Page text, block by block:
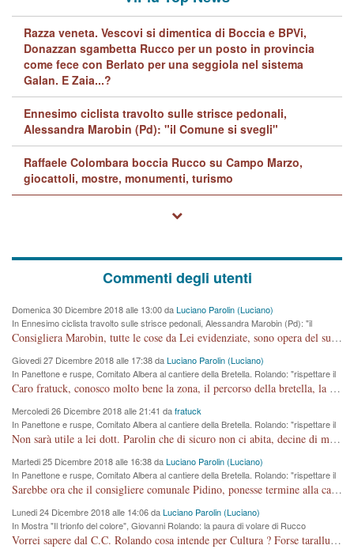
Razza veneta. Vescovi si dimentica di Boccia e BPVi,
Donazzan sgambetta Rucco per un posto in provincia
come fece con Berlato per una seggiola nel sistema
Galan. E Zaia...?
Ennesimo ciclista travolto sulle strisce pedonali,
Alessandra Marobin (Pd): "il Comune si svegli"
Raffaele Colombara boccia Rucco su Campo Marzo,
giocattoli, mostre, monumenti, turismo
Commenti degli utenti
Domenica 30 Dicembre 2018 alle 13:00 daLuciano Parolin (Luciano)
In Ennesimo ciclista travolto sulle strisce pedonali, Alessandra Marobin (Pd): "il
Comune si svegli"
Consigliera Marobin, tutte le cose da Lei evidenziate, sono opera del suo ex Assessore e compagno di Partito Antonio Marco Dalla Pozza Assessore alla "progettazione" di piste ciclabili e altre porcherie. A lui manderei il conto da saldare per incidenti e danni alle persone. E' ora che "finiamola." Avete perso rassegnatevi. qui IL SINDACO RUCCO NON C'ENTRA PER NIENTE. CAPITO!!!!!!!! Amen.
Giovedi 27 Dicembre 2018 alle 17:38 daLuciano Parolin (Luciano)
In Panettone e ruspe, Comitato Albera al cantiere della Bretella. Rolando: "rispettare il
cronoprogramma"
Caro fratuck, conosco molto bene la zona, il percorso della bretella, la situazione dei cittadini, abito in Viale Trento. A partire dal 2003 ho partecipato al Comitato di Maddalene pro bretella, e a riunioni propositive per apportare modifiche al progetto. Numerose mie foto del territorio sono arrivate a Roma, altri miei interventi (non graditi dalla Sx) sono stati pubblicati dal GdV, assieme ad altri come Ciro Asproso, ora favorevole alla bretella. Ho partecipato alla raccolta firme per la chiusura della strada x 5 giorni eseguita dal Sindaco Hullwech per sforamento 180 Micro/g. Pertanto come impegno per la tematica sono apposto con la coscienza. Ora il Progetto è partito, fine! Voglio dire che la nuova Giunta "comunale" non c'entra più. L'opera sarà "malauguratamente" eseguita, ma non con il mio placet. Il Consigliere Comunale dovrebbe capire che la campagna elettorale è finita, con buona pace di tutti. Quello che invece dovrebbe interessare è la proprietà della strada, dall'uscita autostradale Ovest, sino alla Rotatoria dell'Albara, vi sono tre possessori: Autostrade SpA; La Provincia, il Comune. Come la mettiamo per il futuro ? I costi, da 50 sono saliti a 100 milioni di € come dire 20 milioni a KM (!) da non credere. Comunque si farà. Ma nessuno canti Vittoria, anzi meglio non farne un ulteriore fatto "partitico" per questioni elettorali o di seggio. Se mi manda la sua mail, sono disponibile ad inviare i documenti e le foto sopra descritte. Con ossequi, Luciano Parolin
Mercoledi 26 Dicembre 2018 alle 21:41 dafratuck
In Panettone e ruspe, Comitato Albera al cantiere della Bretella. Rolando: "rispettare il
cronoprogramma"
Non sarà utile a lei dott. Parolin che di sicuro non ci abita, decine di migliaia di TIR, automobili e padroncini che passano quotidianamente per una strada appena rotabile, non è più possibile stendere i panni, attraversare la strada senza rischiare la morte, le case stanno crepando, i tempi sono cambiati e la bretella non passerà assolutamente per maddalene (ma cosa sta a dire?!), dia invece responsabilità a chi ha costruito tagliando la strada che doveva invece terminare a isola vicentina e non al moracchino lasciando Motta di Costabissara ancora in panne di traffico. I tempi sono cambiati dottore e se l'anagrafe della vita stagna nell'essere umano impressioni conservatrici, la società non le considera perchè va avanti, si industrializza e ha bisogno di infrastrutture e di sviluppo. Ultima considerazione, se è geloso di Rolando perchè vede in lui solo campagne politiche mentre si difendono i SOLI diritti dei cittadini, la preghiamo faccia considerazioni più appropriate. Saluti e complimenti per i suoi scritti.
Martedi 25 Dicembre 2018 alle 16:38 daLuciano Parolin (Luciano)
In Panettone e ruspe, Comitato Albera al cantiere della Bretella. Rolando: "rispettare il
cronoprogramma"
Sarebbe ora che il consigliere comunale Pidino, ponesse termine alla campagna elettorale nel territorio del suo seggio Villaggio del Sole. La tiraca è iniziata, distruggerà 6 km di prateria ovest della città, ricca di fonti e sorgenti d'acqua. I cittadini di Maddalene non avranno più Pace la notte. Molta colpa per la costruzione di questa Strada è proprio del signor Rolando,dei suoi gazebo mobili e che vuol far passare questa opera VANDALICA come progetto "utile" a chi ? Non è cosa seria sig. Rolando!
Lunedi 24 Dicembre 2018 alle 14:06 daLuciano Parolin (Luciano)
In Mostra "Il trionfo del colore", Giovanni Rolando: la paura di volare di Rucco
Vorrei sapere dal C.C. Rolando cosa intende per Cultura ? Forse tarallucci, vino e sagre, o spaghetti tricolori del PD ? Il continuo (s)parlare della mostra a Palazzo Chiericati caro consigliere DANNEGGIA FORTEMENTE l'immagine della città TUTTA e fa deviare i consensi che in RUSSIA (badi bene ex U.R.S.S.) sono ECCELLENTI. A livello artistico l'evento è di alta Valenza culturale, COMPITO di Tutta la Cittadinanza fare il possibile per propagandare l'iniziativa senza farne UN CASO PARTITICO come fa Lei da sempre. Meno Gazebo + Partecipazione! E così sia. Amen.